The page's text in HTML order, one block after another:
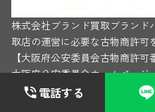
電話する
株式会社ブランド買取ブランド
取店の運営に必要な古物商許可
【大阪府公安委員会古物商許
大阪府公安委員会ホームページ